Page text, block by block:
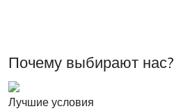
Почему выбирают нас?
Лучшие условия